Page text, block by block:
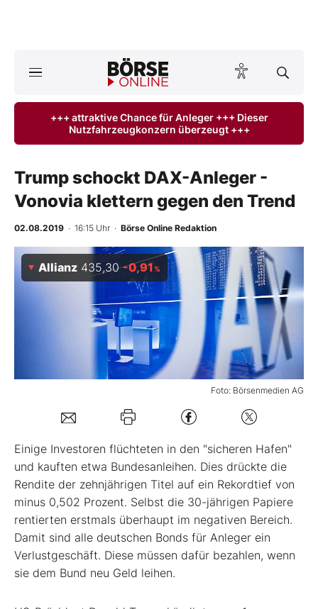
Anlageprodukte
Finanz-Check
Abo & Shop
Experten
Mein Konto
Kontakt
+++ attraktive Chance für Anleger +++ Dieser
Nutzfahrzeugkonzern überzeugt +++
Trump schockt DAX-Anleger -
Vonovia klettern gegen den Trend
02.08.2019 · 16:15 Uhr · Börse Online Redaktion
Foto: Börsenmedien AG
Allianz 435,30 -0,91%
Einige Investoren flüchteten in den "sicheren Hafen"
und kauften etwa Bundesanleihen. Dies drückte die
Rendite der zehnjährigen Titel auf ein Rekordtief von
minus 0,502 Prozent. Selbst die 30-jährigen Papiere
rentierten erstmals überhaupt im negativen Bereich.
Damit sind alle deutschen Bonds für Anleger ein
Verlustgeschäft. Diese müssen dafür bezahlen, wenn
sie dem Bund neu Geld leihen.